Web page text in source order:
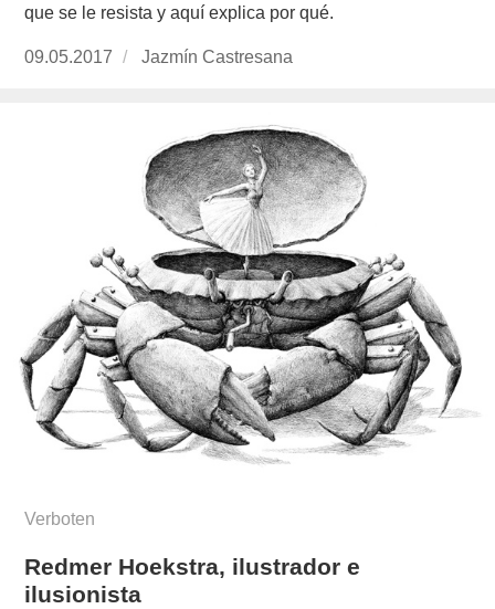
que se le resista y aquí explica por qué.
Publicado
09.05.2017
https://www.experimenta.es/author/jazmin-
Jazmín Castresana
Verboten
Redmer Hoekstra, ilustrador e
ilusionista